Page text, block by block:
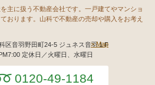
主に扱う不動産会社です。一戸建てやマンショ
おります。山科で不動産の売却や購入をお考え
Map
区音羽野田町24-5 ジュネス音羽１F
定休日／火曜日、水曜日
0120-49-1184